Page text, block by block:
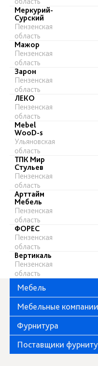
Меркурий-
Сурский
Пензенская
область
Мажор
Пензенская
область
Зарон
Пензенская
область
ЛЕКО
Пензенская
область
Mebel
WooD-s
Ульяновская
область
ТПК Мир
Стульев
Пензенская
область
Арттайм
Мебель
Пензенская
область
ФОРЕС
Пензенская
область
Вертикаль
Пензенская
область
Мебель
Мебельные компании
Фурнитура
Поставщики